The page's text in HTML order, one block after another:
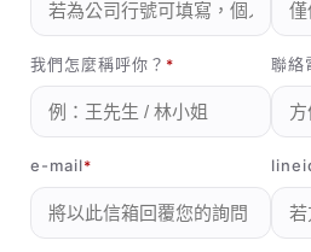
我們怎麼稱呼你？ 聯絡
e-mail